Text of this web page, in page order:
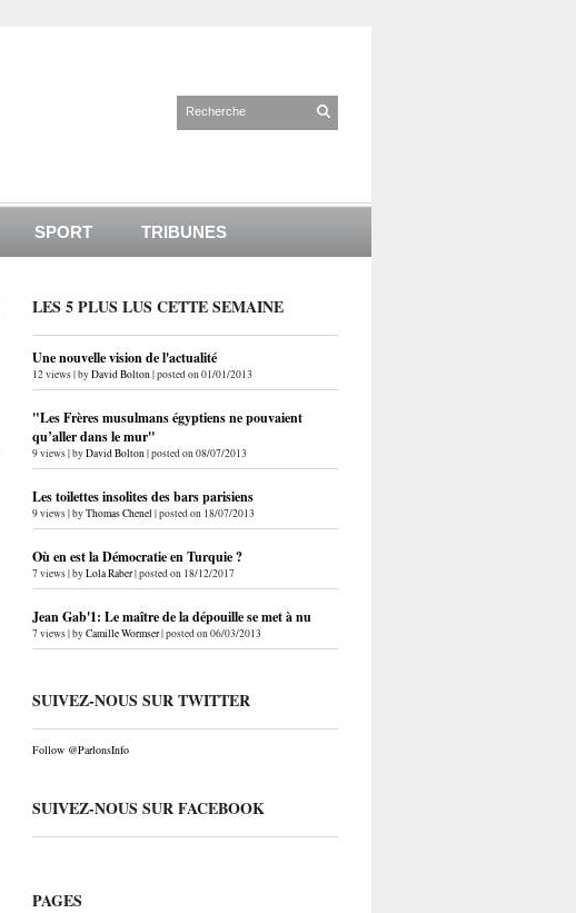
SPORT TRIBUNES
LES 5 PLUS LUS CETTE SEMAINE
Une nouvelle vision de l'actualité
12 views|byDavid Bolton|posted on 01/01/2013
"Les Frères musulmans égyptiens ne pouvaient
qu’aller dans le mur"
9 views|byDavid Bolton|posted on 08/07/2013
Les toilettes insolites des bars parisiens
9 views|byThomas Chenel |posted on 18/07/2013
Où en est la Démocratie en Turquie ?
7 views|byLola Raber|posted on 18/12/2017
Jean Gab'1: Le maître de la dépouille se met à nu
7 views|byCamille Wormser|posted on 06/03/2013
SUIVEZ-NOUS SUR TWITTER
Follow @ParlonsInfo
SUIVEZ-NOUS SUR FACEBOOK
PAGES